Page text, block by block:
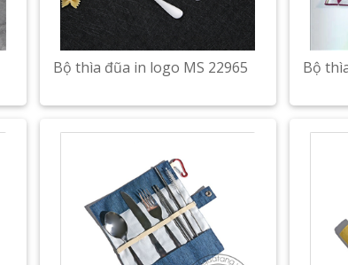
Bộ thìa đũa in logo MS 22965 Bộ